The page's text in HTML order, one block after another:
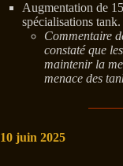
Augmentation de
spécialisations tank.
Commentaire
constaté que
maintenir la
menace des
10 juin 2025